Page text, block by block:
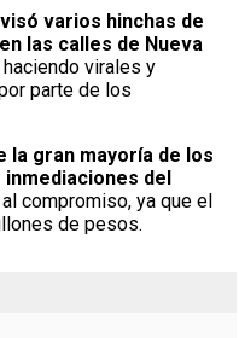
varios hinchas de
las calles de Nueva
virales y
parte de los
la gran mayoría de los
del
compromiso, ya que el
de pesos.